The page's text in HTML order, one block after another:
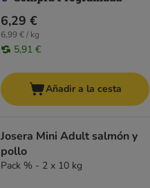
6,29 €
6,99 € / kg
5,91 €
Añadir a la cesta
Josera Mini Adult salmón y
pollo
Pack % - 2 x 10 kg